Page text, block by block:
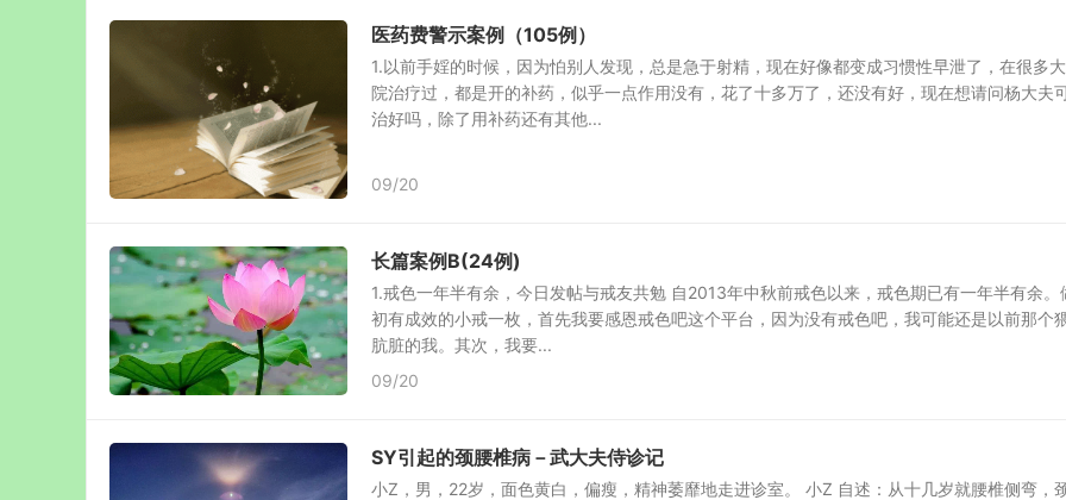
医药费警示案例（105例）
1.以前手婬的时候，因为怕别人发现，总是急于射精，现在好像都变成习惯性早泄了，在很多
院治疗过，都是开的补药，似乎一点作用没有，花了十多万了，还没有好，现在想请问杨大夫
治好吗，除了用补药还有其他...
09/20
长篇案例B(24例)
1.戒色一年半有余，今日发帖与戒友共勉 自2013年中秋前戒色以来，戒色期已有一年半有余。
初有成效的小戒一枚，首先我要感恩戒色吧这个平台，因为没有戒色吧，我可能还是以前那个
肮脏的我。其次，我要...
09/20
SY引起的颈腰椎病－武大夫侍诊记
小Z，男，22岁，面色黄白，偏瘦，精神萎靡地走进诊室。 小Z 自述：从十几岁就腰椎侧弯，